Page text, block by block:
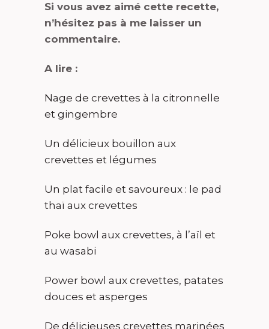
Si vous avez aimé cette recette,
n’hésitez pas à me laisser un
commentaire.
A lire :
Nage de crevettes à la citronnelle
et gingembre
Un délicieux bouillon aux
crevettes et légumes
Un plat facile et savoureux : le pad
thaï aux crevettes
Poke bowl aux crevettes, à l’aïl et
au wasabi
Power bowl aux crevettes, patates
douces et asperges
De délicieuses crevettes marinées